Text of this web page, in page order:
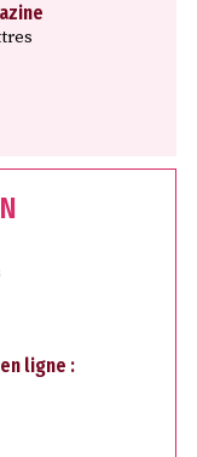
ligne :